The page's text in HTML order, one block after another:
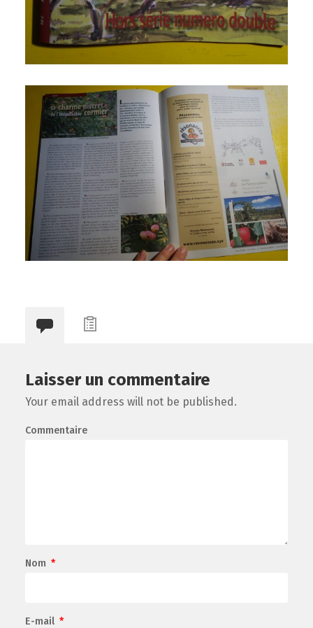
Laisser un commentaire
Your email address will not be published.
Commentaire
Nom *
E-mail *